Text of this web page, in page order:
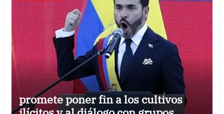
promete poner fin a los cultivos